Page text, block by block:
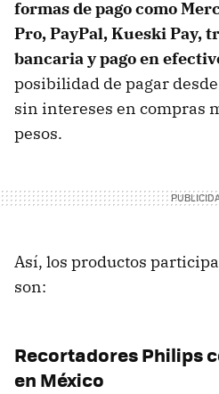
formas de pago como
Pro, PayPal, Kueski Pay,
bancaria y pago en
posibilidad de pagar
sin intereses en compras
pesos.
Así, los productos
son:
Recortadores Philips
en México